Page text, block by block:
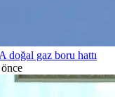
doğal gaz boru hattı